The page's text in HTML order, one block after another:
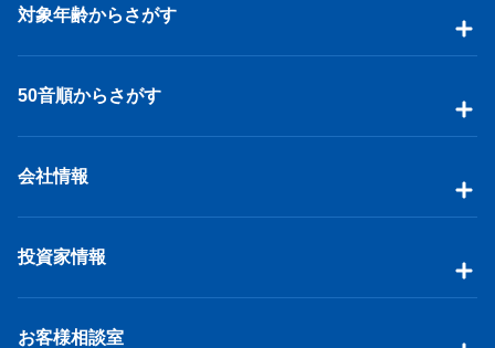
対象年齢からさがす
50音順からさがす
会社情報
投資家情報
お客様相談室